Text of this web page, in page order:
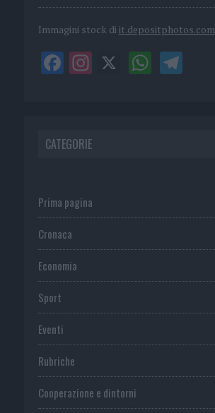
Immagini stock di it.depositphotos.com
CATEGORIE
Prima pagina
Cronaca
Economia
Sport
Eventi
Rubriche
Cooperazione e dintorni